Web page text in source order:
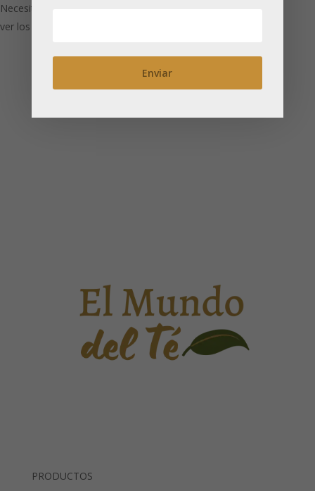
Necesitas estar registrado para
ver los precios
PRODUCTOS